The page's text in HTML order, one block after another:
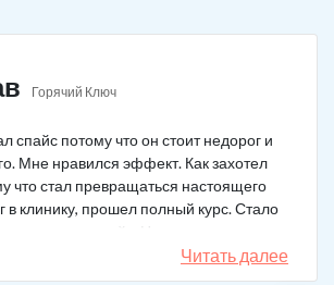
Горячий Ключ
спайс потому что он стоит недорог и
Мне нравился эффект. Как захотел
что стал превращаться настоящего
в клинику, прошел полный курс. Стало
тянуть на спайс. Начал жить заново.
Читать далее